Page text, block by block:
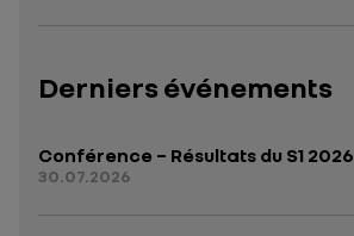
Derniers événements
Conférence – Résultats du S1 2026
30.07.2026